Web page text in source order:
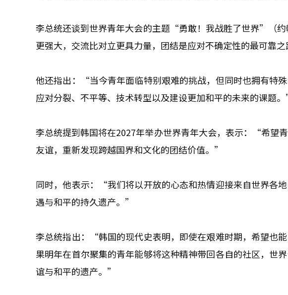
李总统还谈到世界青年大会的主题“勇敢！我战胜了世界”（
更强大，交流比对立更具力量，团结是应对不确定性的最可靠之
他还指出：“当今青年面临特别艰难的挑战，但同时也拥有特
应对分裂、不平等、技术转型以及建设更加和平的未来的课题。
李总统提到韩国将在2027年举办世界青年大会，表示：“希望
友谊，重新发现跨越国界和文化的团结价值。”
同时，他表示：“我们将以开放的心态和热情迎接来自世界各
遇与和平的持久遗产。”
李总统指出：“韩国的现代史表明，即使在艰难时期，希望也
果明年在首尔聚集的青年能够将这种精神带回各自的社区，世
谊与和平的遗产。”